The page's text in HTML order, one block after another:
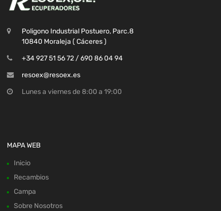
Poligono Industrial Postuero, Parc.8
10840 Moraleja ( Cáceres )
+34 927 51 56 72 / 690 86 04 94
resoex@resoex.es
Lunes a viernes de 8:00 a 19:00
MAPA WEB
Inicio
Recambios
Campa
Sobre Nosotros